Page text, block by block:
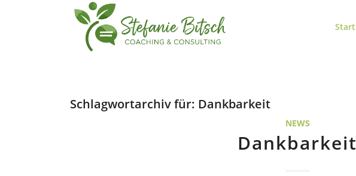
Start
Schlagwortarchiv für: Dankbarkeit
NEWS
Dankbarkeit